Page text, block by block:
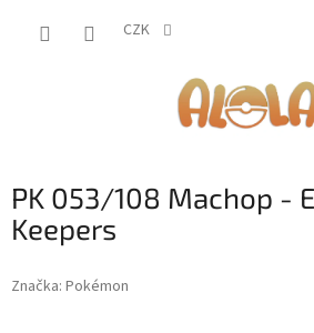
CZK
PK 053/108 Machop -
Keepers
Značka: Pokémon